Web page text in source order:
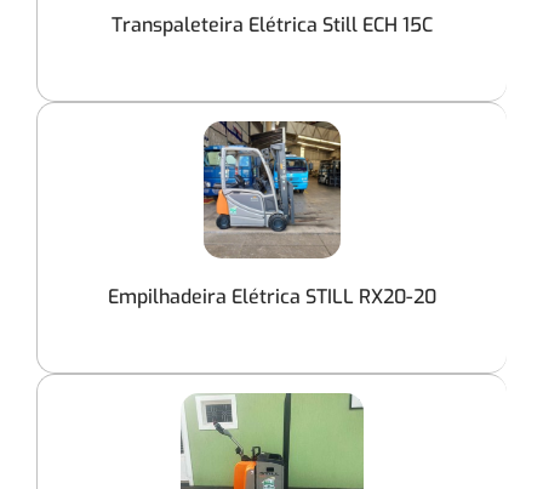
Transpaleteira Elétrica Still ECH 15C
Empilhadeira Elétrica STILL RX20-20